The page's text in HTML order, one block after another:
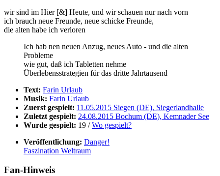
wir sind im Hier [&] Heute, und wir schauen nur nach vorn
ich brauch neue Freunde, neue schicke Freunde,
die alten habe ich verloren
Ich hab nen neuen Anzug, neues Auto - und die alten
Probleme
wie gut, daß ich Tabletten nehme
Überlebensstrategien für das dritte Jahrtausend
Text: Farin Urlaub
Musik: Farin Urlaub
Zuerst gespielt: 11.05.2015 Siegen (DE), Siegerlandhalle
Zuletzt gespielt: 24.08.2015 Bochum (DE), Kemnader See
Wurde gespielt: 19 /Wo gespielt?
Veröffentlichung: Danger!
Faszination Weltraum
Fan-Hinweis